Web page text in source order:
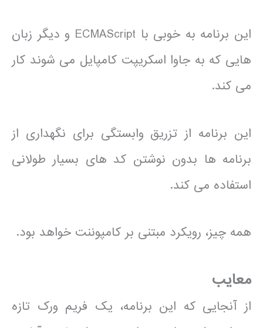
این برنامه به خوبی با ECMAScript و دیگر زبان
هایی که به جاوا اسکریپت کامپایل می شوند کار
می کند.
این برنامه از تزریق وابستگی برای نگهداری از
برنامه ها بدون نوشتن کد های بسیار طولانی
استفاده می کند.
همه چیز، رویکرد مبتنی بر کامپوننت خواهد بود.
معایب
از آنجایی که این برنامه، یک فریم ورک تازه